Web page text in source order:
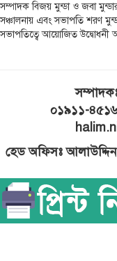
সম্পাদক বিজয় মুন্ডা ও জবা
সঞ্চালনায় এবং সভাপতি শরণ
সভাপতিত্বে আয়োজিত উদ্বোধনী
০১৯১১-
হেড অফিসঃ